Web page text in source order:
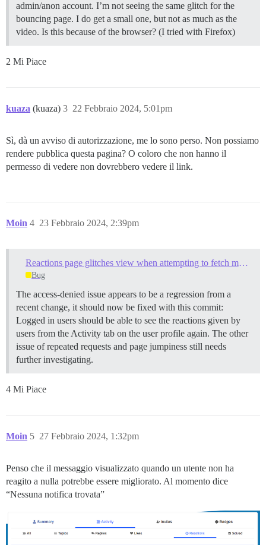
admin/anon account. I’m not seeing the same glitch for the
bouncing page. I do get a small one, but not as much as the
video. Is this because of the browser? (I tried with Firefox)
2 Mi Piace
kuaza (kuaza) 22 Febbraio 2024, 5:01pm
3
Sì, dà un avviso di autorizzazione, me lo sono perso. Non possiamo
rendere pubblica questa pagina? O coloro che non hanno il
permesso di vedere non dovrebbero vedere il link.
Moin 23 Febbraio 2024, 2:39pm
4
Reactions page glitches view when attempting to fetch more posts where no more posts exist
Bug
The access-denied issue appears to be a regression from a
recent change, it should now be fixed with this commit:
Logged in users should be able to see the reactions given by
users from the Activity tab on the user profile again. The other
issue of repeated requests and page jumpiness still needs
further investigating.
4 Mi Piace
Moin 27 Febbraio 2024, 1:32pm
5
Penso che il messaggio visualizzato quando un utente non ha
reagito a nulla potrebbe essere migliorato. Al momento dice
“Nessuna notifica trovata”